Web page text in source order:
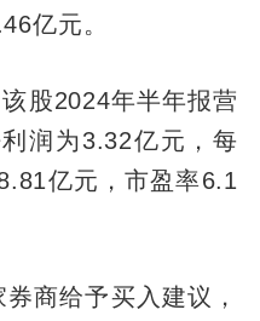
亿元。
股2024年半年报营
润为3.32亿元，每
亿元，市盈率6.1
商给予买入建议，